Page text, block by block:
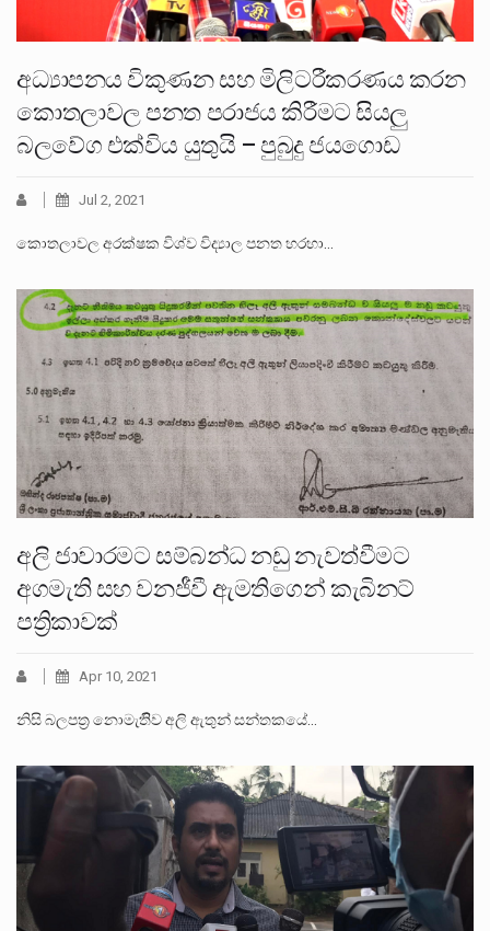
අධ්‍යාපනය විකුණන සහ මිලිටරීකරණය කරන
කොතලාවල පනත පරාජය කිරීමට සියලු
බලවේග එක්විය යුතුයි – පුබුදු ජයගොඩ
Jul 2, 2021
කොතලාවල අරක්ෂක විශ්ව විද්‍යාල පනත හරහා…
අලි ජාවාරමට සම්බන්ධ නඩු නැවත්වීමට
අගමැති සහ වනජීවී ඇමතිගෙන් කැබිනට්
පත්‍රිකාවක්
Apr 10, 2021
නිසි බලපත්‍ර නොමැතිිව අලි ඇතුන් සන්තකයේ…